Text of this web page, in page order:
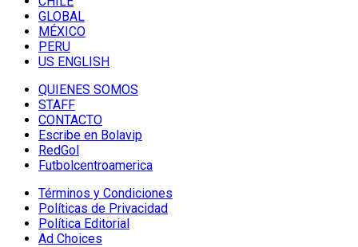
GLOBAL
MÉXICO
PERU
US ENGLISH
QUIENES SOMOS
STAFF
CONTACTO
Escribe en Bolavip
RedGol
Futbolcentroamerica
Términos y Condiciones
Políticas de Privacidad
Política Editorial
Ad Choices